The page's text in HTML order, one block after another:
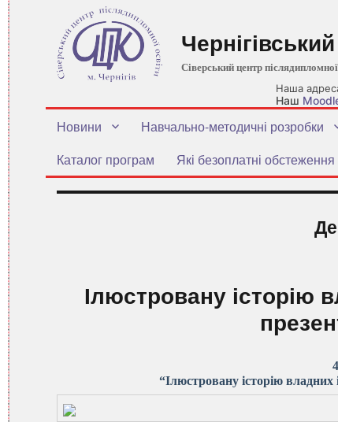
Наша
Наш
Сіверський центр
Новини Навчально-методичні розробки
Каталог програм
Які безоплатні
Ілюстровану історію
“Ілюстровану історію